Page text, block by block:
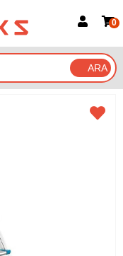
İle Bağlan
0